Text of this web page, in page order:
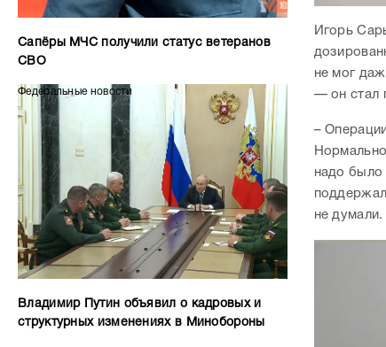
Сапёры МЧС получили статус ветеранов
СВО
Федеральные новости
Владимир Путин объявил о кадровых и
структурных изменениях в Минобороны
Игорь
не мог
— он стал
–
надо было
не думали.